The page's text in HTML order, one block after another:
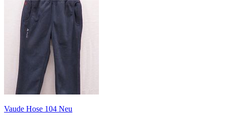
Vaude Hose 104 Neu